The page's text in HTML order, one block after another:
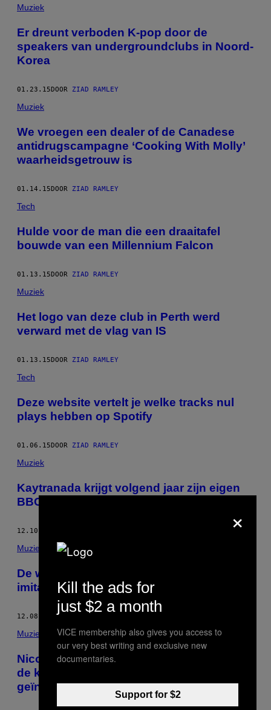
POSTS
BY
THIS
Muziek
Er dreunt verboden K-pop door de
speakers van undergroundclubs in Noord-
Korea
01.23.15DOOR ZIAD RAMLEY
Muziek
We vroegen een dealer of de Canadese
antidrugscampagne ‘Cooking With Molly’
waarheidsgetrouw is
01.14.15DOOR ZIAD RAMLEY
Tech
Hulde voor de man die een draaitafel
bouwde van een Millennium Falcon
01.13.15DOOR ZIAD RAMLEY
Muziek
Het logo van deze club in Perth werd
verward met de vlag van IS
01.13.15DOOR ZIAD RAMLEY
Tech
Deze website vertelt je welke tracks nul
plays hebben op Spotify
01.06.15DOOR ZIAD RAMLEY
Muziek
Kaytranada krijgt volgend jaar zijn eigen
BBC Radio 1 show
12.10.14
Muziek
De wondere wereld van de Steve Aoki-
imitators
12.08.14 DOOR
Muziek
Nicolas Jaar en DJ Slugo maakten samen
de krachtige en op Ferguson
geïnspireerde track ‘Ghetto’
×
Kill the ads for
just $2 a month
VICE membership also gives you access to
our very best writing and exclusive new
documentaries.
Support for $2